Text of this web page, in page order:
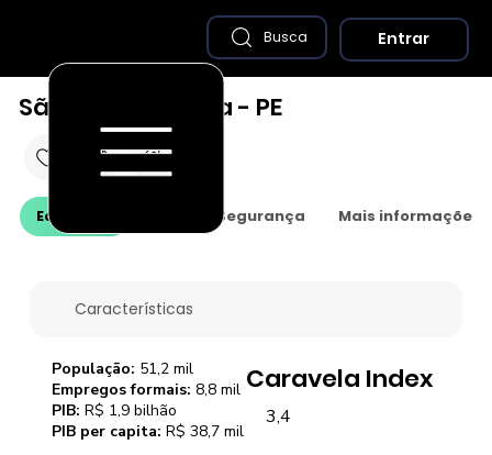
Características
Caravela Index
3,4
População: 51,2 mil
Empregos formais: 8,8 mil
PIB: R$ 1,9 bilhão
PIB per capita: R$ 38,7 mil
Economia Saúde e Segurança Mais informações
São Bento do Una - PE
Busca Entrar